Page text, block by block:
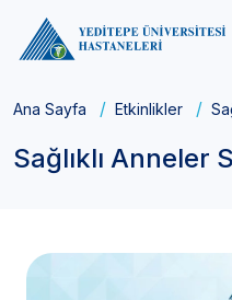
Ana Sayfa Etkinlikler
Sağlıklı Anneler